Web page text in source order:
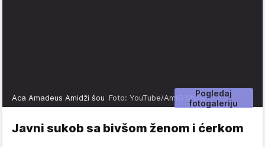
Pogledaj
fotogaleriju
Aca Amadeus Amidži šou Foto: YouTube/AmiG Show
Javni sukob sa bivšom ženom i ćerkom